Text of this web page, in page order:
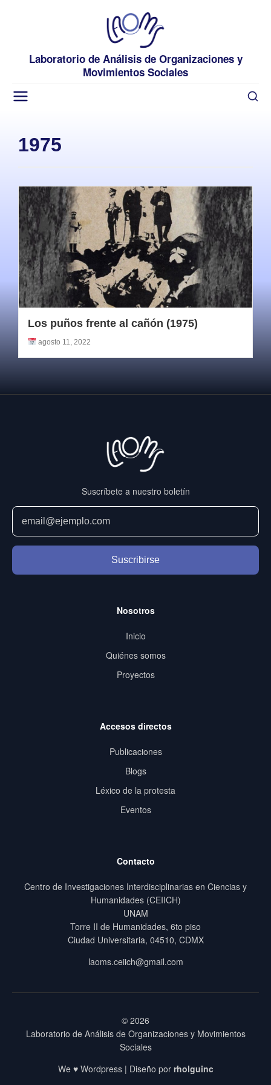
Laboratorio de Análisis de Organizaciones y
Movimientos Sociales
1975
Los puños frente al cañón (1975)
agosto 11, 2022
Suscríbete a nuestro boletín
Suscribirse
Nosotros
Inicio
Quiénes somos
Proyectos
Accesos directos
Publicaciones
Blogs
Léxico de la protesta
Eventos
Contacto
Centro de Investigaciones Interdisciplinarias en Ciencias y
Humanidades (CEIICH)
UNAM
Torre II de Humanidades, 6to piso
Ciudad Universitaria, 04510, CDMX
laoms.ceiich@gmail.com
© 2026
Laboratorio de Análisis de Organizaciones y Movimientos
Sociales
We ♥ Wordpress | Diseño por rholguinc